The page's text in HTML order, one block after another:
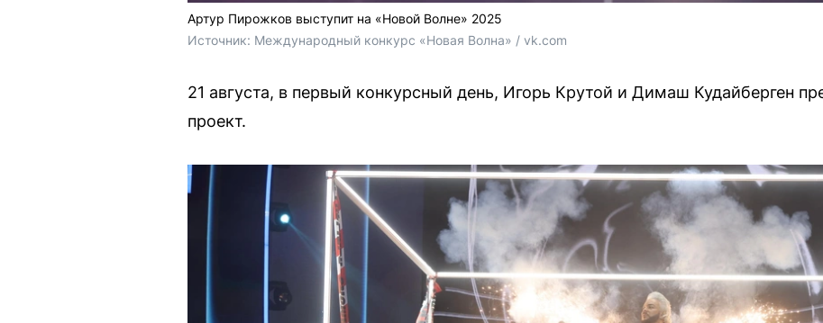
Артур Пирожков выступит на «Новой Волне» 2025
Источник: Международный конкурс «Новая Волна» / vk.com
21 августа, в первый конкурсный день, Игорь Крутой и Димаш Кудайберген
проект.